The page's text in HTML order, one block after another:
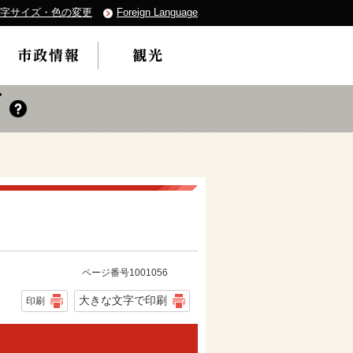
サイズ・色の変更 Foreign Language
ページ番号1001056
印刷 大きな文字で印刷